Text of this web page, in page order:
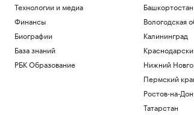
Технологии и медиа
Финансы
Биографии
База знаний
РБК Образование
Башкортостан
Вологодская
Калининград
Нижний
Пермский
Ростов-на-
Татарстан